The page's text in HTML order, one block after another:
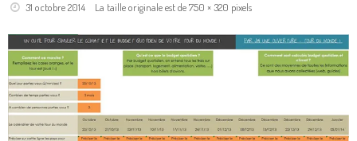
31 octobre 2014 La taille originale est de750 × 320 pixels